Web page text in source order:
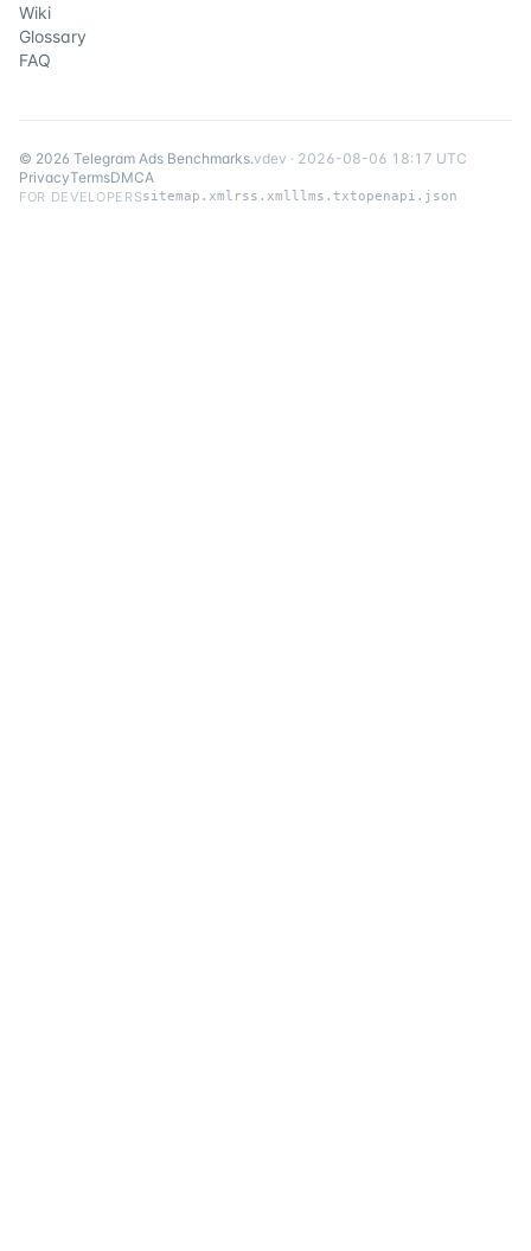
Wiki
Glossary
FAQ
© 2026 Telegram Ads Benchmarks.vdev · 2026-08-06 18:17 UTC
PrivacyTermsDMCA
FOR DEVELOPERSsitemap.xml rss.xmlllms.txtopenapi.json